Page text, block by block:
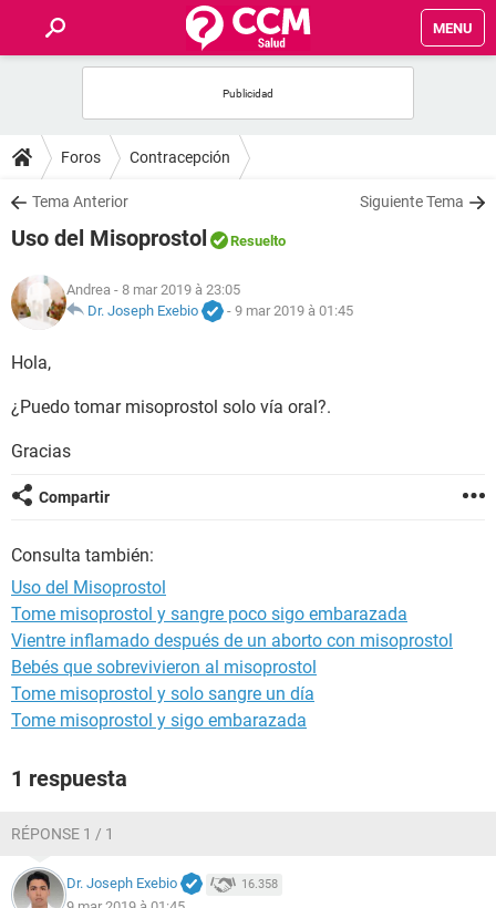
MENU
FORUMS
SALUD
NUTRICIÓN
BIENESTAR
GLOSARIO
Foros Contracepción
Tema Anterior Siguiente Tema
Uso del Misoprostol Resuelto
Andrea - 8 mar 2019 à 23:05
Dr. Joseph Exebio
- 9 mar 2019 à 01:45
Hola,
¿Puedo tomar misoprostol solo vía oral?.
Gracias
Compartir
Consulta también:
Uso del Misoprostol
Tome misoprostol y sangre poco sigo embarazada
Vientre inflamado después de un aborto con misoprostol
Bebés que sobrevivieron al misoprostol
Tome misoprostol y solo sangre un día
Tome misoprostol y sigo embarazada
1 respuesta
RÉPONSE 1 / 1
Dr. Joseph Exebio 16.358